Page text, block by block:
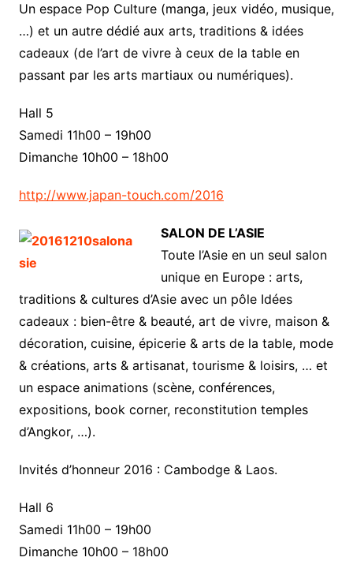
Un espace Pop Culture (manga, jeux vidéo, musique,
…) et un autre dédié aux arts, traditions & idées
cadeaux (de l’art de vivre à ceux de la table en
passant par les arts martiaux ou numériques).
Hall 5
Samedi 11h00 – 19h00
Dimanche 10h00 – 18h00
http://www.japan-touch.com/2016
SALON DE L’ASIE
Toute l’Asie en un seul salon
unique en Europe : arts,
traditions & cultures d’Asie avec un pôle Idées
cadeaux : bien-être & beauté, art de vivre, maison &
décoration, cuisine, épicerie & arts de la table, mode
& créations, arts & artisanat, tourisme & loisirs, … et
un espace animations (scène, conférences,
expositions, book corner, reconstitution temples
d’Angkor, …).
Invités d’honneur 2016 : Cambodge & Laos.
Hall 6
Samedi 11h00 – 19h00
Dimanche 10h00 – 18h00